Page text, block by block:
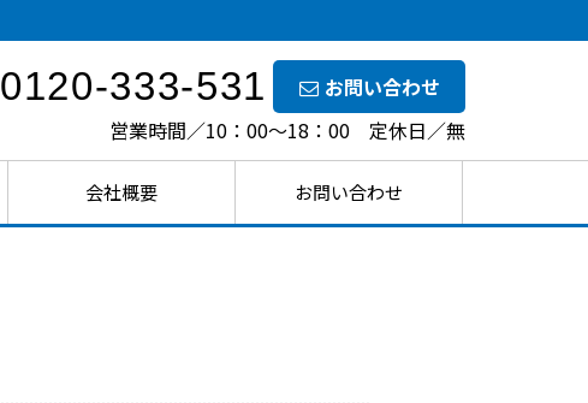
0120-333-531
お問い合わせ
営業時間／10：00～18：00 定休日／無
会社概要 お問い合わせ